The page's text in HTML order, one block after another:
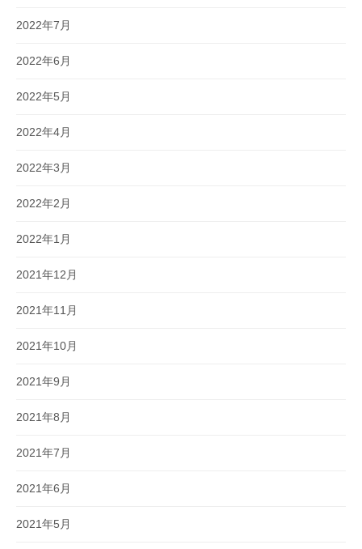
2022年7月
2022年6月
2022年5月
2022年4月
2022年3月
2022年2月
2022年1月
2021年12月
2021年11月
2021年10月
2021年9月
2021年8月
2021年7月
2021年6月
2021年5月